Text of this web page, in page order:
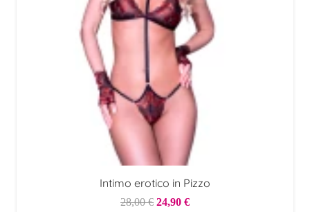
Intimo erotico in Pizzo
28,00€ Il
24,90 €Il